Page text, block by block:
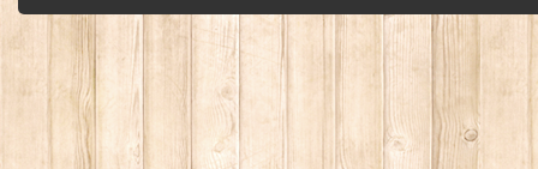
без письменного разрешения автора - запрещено, и будет преследоваться по